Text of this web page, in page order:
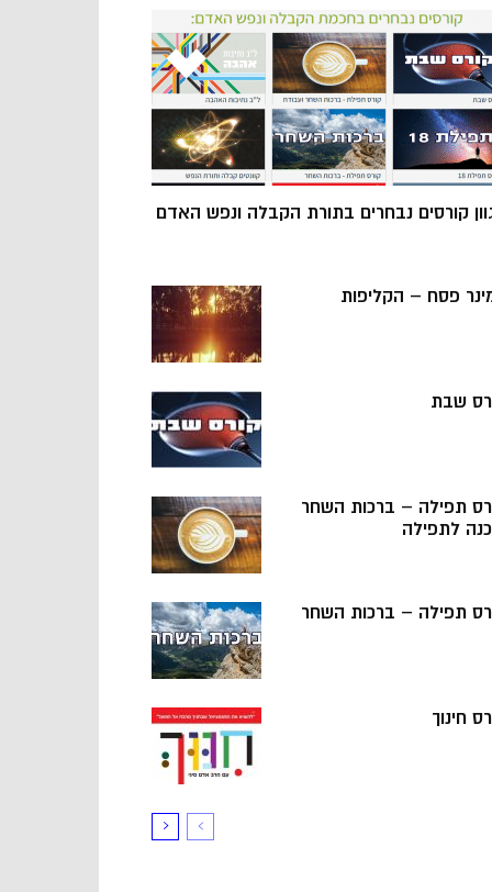
קורסים נבחרים בתורת הקבלה ונפש האדם
פסח – הקליפות
שבת
תפילה – ברכות השחר
לתפילה
תפילה – ברכות השחר
חינוך